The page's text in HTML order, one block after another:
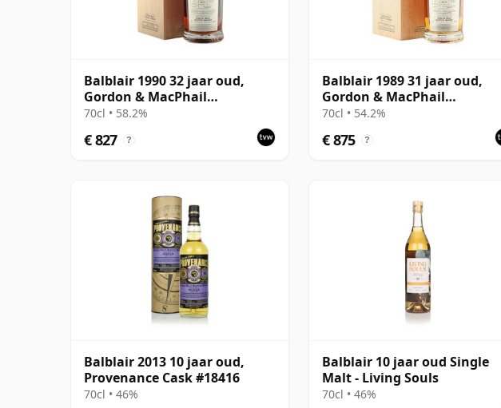
Balblair 1990 32 jaar oud,
Gordon & MacPhail
Connoisseurs Choice - Cask
70cl • 58.2%
€ 827 ?
Balblair 1989 31 jaar oud,
Gordon & MacPhail
Connoisseurs Choice - Cask
70cl • 54.2%
€ 875 ?
Balblair 2013 10 jaar oud,
Provenance Cask #18416
70cl • 46%
Balblair 10 jaar oud Single
Malt - Living Souls
70cl • 46%